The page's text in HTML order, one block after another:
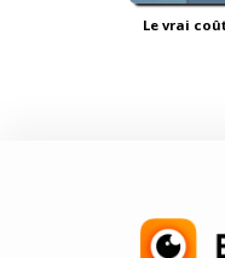
Le vrai